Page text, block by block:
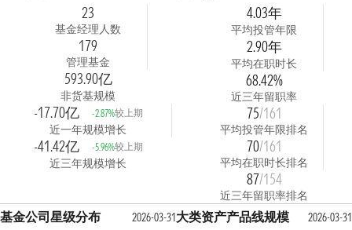
23
基金经理人数
179
管理基金
593.90亿
非货基规模
-17.70亿 -2.87%较上期
近一年规模增长
-41.42亿 -5.96%较上期
近三年规模增长
4.03年
平均投管年限
2.90年
平均在职时长
68.42%
近三年留职率
75/161
平均投管年限排名
70/161
平均在职时长排名
87/154
近三年留职率排名
基金公司星级分布
2026-03-31大类资产产品线规模
2026-03-31